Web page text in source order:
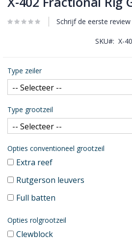
Schrijf de eerste
SKU X-
Type zeiler
Type grootzeil
Opties conventioneel grootzeil
Extra reef
Rutgerson leuvers
Full batten
Opties rolgrootzeil
Clewblock